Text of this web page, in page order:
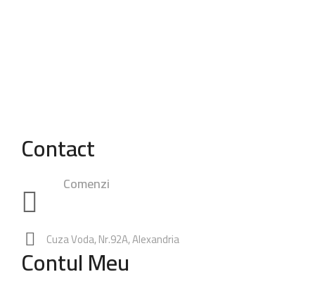
Contact
Comenzi
Cuza Voda, Nr.92A, Alexandria
Contul Meu